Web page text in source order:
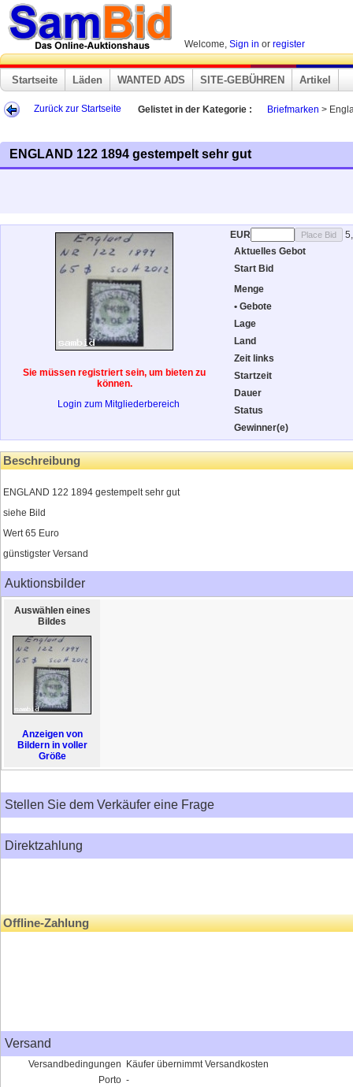
Welcome, Sign in or register
Startseite Läden WANTED ADS SITE-GEBÜHREN Artikel
Zurück zur Startseite Gelistet in der Kategorie : Briefmarken >
ENGLAND 122 1894 gestempelt sehr gut
Sie müssen registriert sein, um bieten zu
können.
Login zum Mitgliederbereich
EUR
Aktuelles Gebot
Start Bid
Menge
• Gebote
Lage
Land
Zeit links
Startzeit
Dauer
Status
Gewinner(e)
Beschreibung
ENGLAND 122 1894 gestempelt sehr gut
siehe Bild
Wert 65 Euro
günstigster Versand
Auktionsbilder
Auswählen eines
Bildes
Anzeigen von
Bildern in voller
Größe
Stellen Sie dem Verkäufer eine Frage
Direktzahlung
Offline-Zahlung
Versand
Versandbedingungen
Käufer übernimmt Versandkosten
Porto -